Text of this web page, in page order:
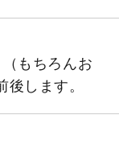
もちろんお
します。